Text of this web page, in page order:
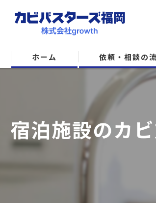
ホーム 依頼・相談の
宿泊施設のカ